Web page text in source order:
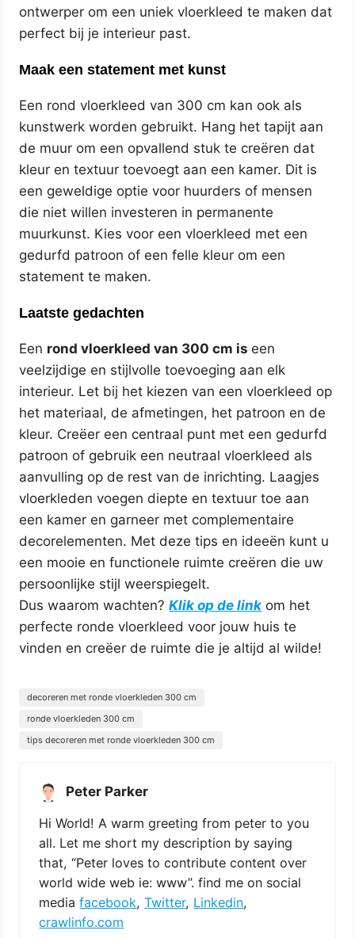
ontwerper om een uniek vloerkleed te maken dat
perfect bij je interieur past.
Maak een statement met kunst
Een rond vloerkleed van 300 cm kan ook als
kunstwerk worden gebruikt. Hang het tapijt aan
de muur om een opvallend stuk te creëren dat
kleur en textuur toevoegt aan een kamer. Dit is
een geweldige optie voor huurders of mensen
die niet willen investeren in permanente
muurkunst. Kies voor een vloerkleed met een
gedurfd patroon of een felle kleur om een
statement te maken.
Laatste gedachten
Een rond vloerkleed van 300 cm is een
veelzijdige en stijlvolle toevoeging aan elk
interieur. Let bij het kiezen van een vloerkleed op
het materiaal, de afmetingen, het patroon en de
kleur. Creëer een centraal punt met een gedurfd
patroon of gebruik een neutraal vloerkleed als
aanvulling op de rest van de inrichting. Laagjes
vloerkleden voegen diepte en textuur toe aan
een kamer en garneer met complementaire
decorelementen. Met deze tips en ideeën kunt u
een mooie en functionele ruimte creëren die uw
persoonlijke stijl weerspiegelt.
Dus waarom wachten?Klik op de link om het
perfecte ronde vloerkleed voor jouw huis te
vinden en creëer de ruimte die je altijd al wilde!
decoreren met ronde vloerkleden 300 cm
ronde vloerkleden 300 cm
tips decoreren met ronde vloerkleden 300 cm
Peter Parker
Hi World! A warm greeting from peter to you
all. Let me short my description by saying
that, “Peter loves to contribute content over
world wide web ie: www”. find me on social
mediafacebook,Twitter, Linkedin,
crawlinfo.com